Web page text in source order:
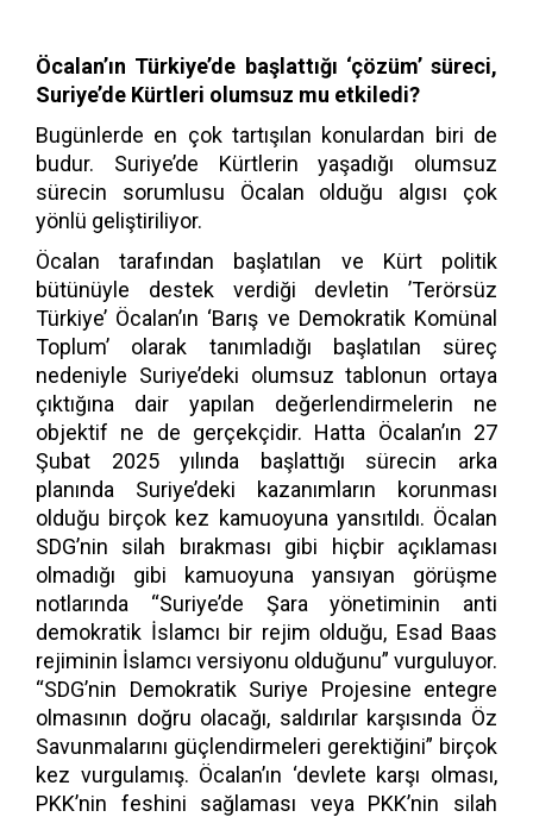
Öcalan’ın Türkiye’de başlattığı ‘çözüm’ süreci,
Suriye’de Kürtleri olumsuz mu etkiledi?
Bugünlerde en çok tartışılan konulardan biri de
budur. Suriye’de Kürtlerin yaşadığı olumsuz
sürecin sorumlusu Öcalan olduğu algısı çok
yönlü geliştiriliyor.
Öcalan tarafından başlatılan ve Kürt politik
bütünüyle destek verdiği devletin ’Terörsüz
Türkiye’ Öcalan’ın ‘Barış ve Demokratik Komünal
Toplum’ olarak tanımladığı başlatılan süreç
nedeniyle Suriye’deki olumsuz tablonun ortaya
çıktığına dair yapılan değerlendirmelerin ne
objektif ne de gerçekçidir. Hatta Öcalan’ın 27
Şubat 2025 yılında başlattığı sürecin arka
planında Suriye’deki kazanımların korunması
olduğu birçok kez kamuoyuna yansıtıldı. Öcalan
SDG’nin silah bırakması gibi hiçbir açıklaması
olmadığı gibi kamuoyuna yansıyan görüşme
notlarında “Suriye’de Şara yönetiminin anti
demokratik İslamcı bir rejim olduğu, Esad Baas
rejiminin İslamcı versiyonu olduğunu” vurguluyor.
“SDG’nin Demokratik Suriye Projesine entegre
olmasının doğru olacağı, saldırılar karşısında Öz
Savunmalarını güçlendirmeleri gerektiğini” birçok
kez vurgulamış. Öcalan’ın ‘devlete karşı olması,
PKK’nin feshini sağlaması veya PKK’nin silah